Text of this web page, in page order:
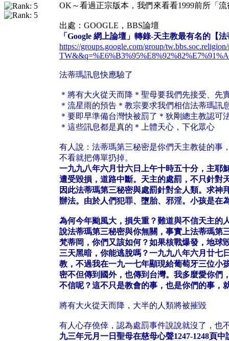
OK～看過正宗版本，我們來看看1999前所「
出處：GOOGLE，BBS論壇
「Google 網上論壇」轉錄-天主教最有名的【
https://groups.google.com/group/
法蒂瑪訊息快應驗了
＊將有大火從天而降＊聖母要我們先接受、先
＊流星雨的預告＊教宗要求我們相信法蒂瑪訊
＊要即早準備台灣快被罰了＊狄剛總主教認可
＊這些訊息都是真的＊上體天心，下化眾心
有人說：法蒂瑪第三秘密是你們天主教徒的事
不看就把傳單扔掉。
一九九八年六月廿六日上午十時五十分，主耶
遭受毀損，道路中斷。天主的處罰，不只針對
因此法蒂瑪第三秘密與處罰針對全人類。求
辦法。由於人們犯罪、墮胎、邪淫。小孩是在
為何今年颱風大，損失重？難道與不信天主的
說法蒂瑪第三秘密與你無關，事實上法蒂瑪第
梵蒂岡，你們又該如何？如果核戰爆發，地球
三天黑暗，你能逃脫嗎？一九九八年六月廿七
教，不過我在一九一七年顯現給葡萄牙三位小
密不但傳到國外，也傳到台灣。我多麼愛你們
不信呢？這不只是教會的事，也是你們的事，
將有大火從天而降，大半的人類將被摧毀
有人心存僥倖，認為處罰事件說說就沒了，也
九三年元月一日聖母在慈母心聲1247-1248頁